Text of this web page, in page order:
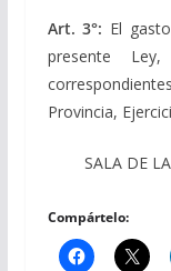
Art. 3°: El
presente
Provincia,
SALA DE
Compártelo: